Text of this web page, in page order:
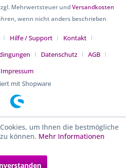
Mehrwertsteuer undVersandkosten
wenn nicht anders beschrieben
Hilfe / Support
Kontakt
Datenschutz
AGB
Impressum
mit Shopware
um Ihnen die bestmögliche
können. Mehr Informationen